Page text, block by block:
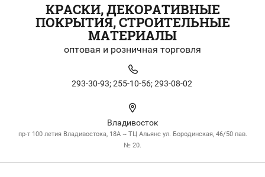
КРАСКИ, ДЕКОРАТИВНЫЕ
ПОКРЫТИЯ, СТРОИТЕЛЬНЫЕ
МАТЕРИАЛЫ
оптовая и розничная торговля
293-30-93; 255-10-56; 293-08-02
Владивосток
пр-т 100 летия Владивостока, 18А ~ ТЦ Альянс ул. Бородинская, 46/50 пав.
№ 20.